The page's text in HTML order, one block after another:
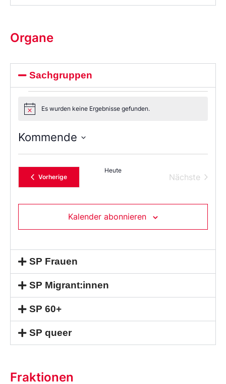
Organe
Sachgruppen
NoticeEs wurden keine Ergebnisse gefunden.
Kommende
das
DatumVorherigeVeranstaltungen
Heute
Nächste
Kalender abonnieren
SP Frauen
SP Migrant:innen
SP 60+
SP queer
Fraktionen